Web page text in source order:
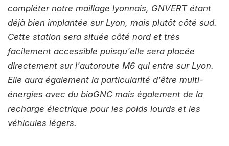
compléter notre maillage lyonnais, GNVERT étant
déjà bien implantée sur Lyon, mais plutôt côté sud.
Cette station sera située côté nord et très
facilement accessible puisqu'elle sera placée
directement sur l'autoroute M6 qui entre sur Lyon.
Elle aura également la particularité d'être multi-
énergies avec du bioGNC mais également de la
recharge électrique pour les poids lourds et les
véhicules légers.